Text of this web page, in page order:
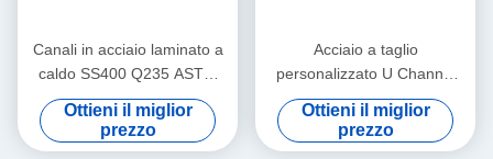
Canali in acciaio laminato a
caldo SS400 Q235 ASTM
A36 Canali U strutturali
Ottieni il miglior
prezzo
Acciaio a taglio
personalizzato U Channel
JIS ASTM EN S275JR
Acciaio a canale strutturale
Ottieni il miglior
prezzo